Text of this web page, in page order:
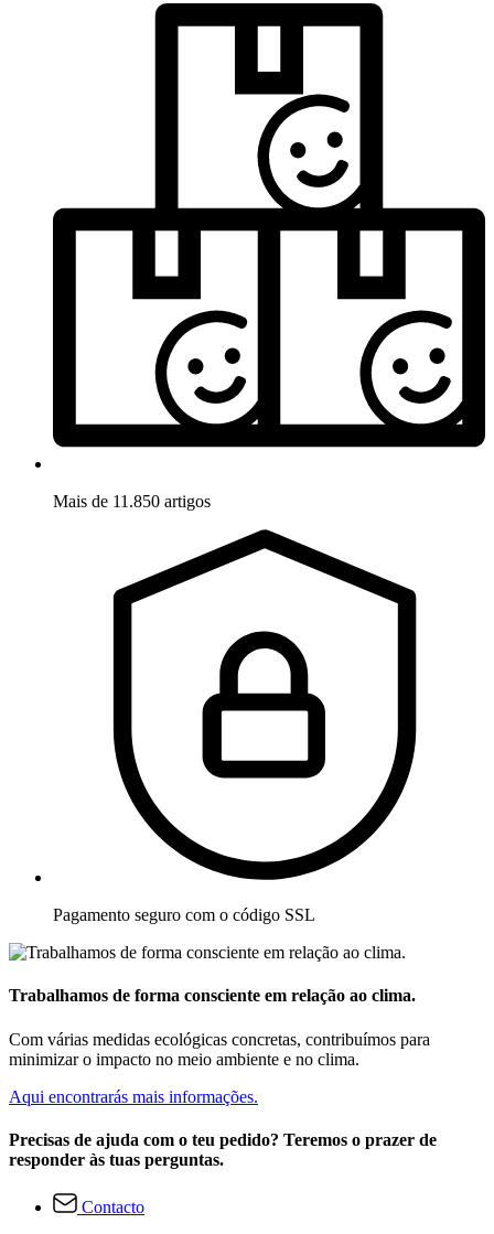
Mais de 11.850 artigos
Pagamento seguro com o código SSL
Trabalhamos de forma consciente em relação ao clima.
Com várias medidas ecológicas concretas, contribuímos para
minimizar o impacto no meio ambiente e no clima.
Aqui encontrarás mais informações.
Precisas de ajuda com o teu pedido? Teremos o prazer de
responder às tuas perguntas.
Contacto